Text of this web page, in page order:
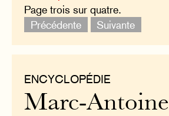
Page trois sur quatre.
Précédente
Suivante
ENCYCLOPÉDIE
Marc-Antoine